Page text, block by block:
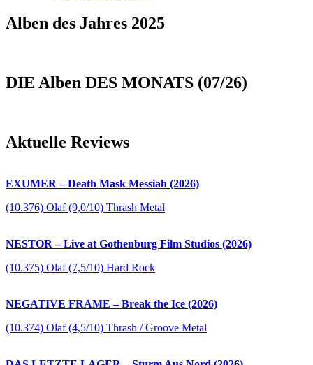
Alben des Jahres 2025
DIE Alben DES MONATS (07/26)
Aktuelle Reviews
EXUMER – Death Mask Messiah (2026)
(10.376) Olaf (9,0/10) Thrash Metal
NESTOR – Live at Gothenburg Film Studios (2026)
(10.375) Olaf (7,5/10) Hard Rock
NEGATIVE FRAME – Break the Ice (2026)
(10.374) Olaf (4,5/10) Thrash / Groove Metal